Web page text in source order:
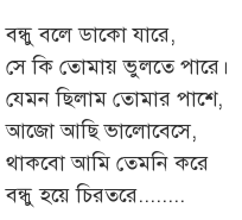
বন্ধু বলে ডাকো যারে,
সে কি তোমায় ভুলতে পারে।
যেমন ছিলাম তোমার পাশে,
আজো আছি ভালোবেসে,
থাকবো আমি তেমনি করে
বন্ধু হয়ে চিরতরে........